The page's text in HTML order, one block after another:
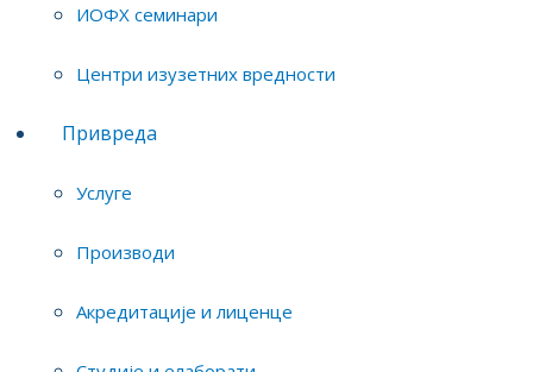
ИОФХ семинари
Центри изузетних вредности
Привреда
Услуге
Производи
Акредитације и лиценце